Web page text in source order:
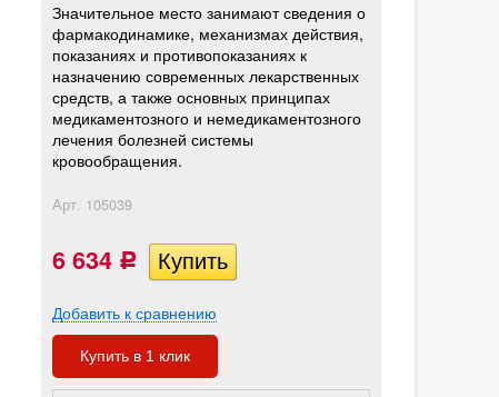
Значительное место занимают сведения о
фармакодинамике, механизмах действия,
показаниях и противопоказаниях к
назначению современных лекарственных
средств, а также основных принципах
медикаментозного и немедикаментозного
лечения болезней системы
кровообращения.
Арт. 105039
6 634 Р
Добавить к сравнению
Купить в 1 клик